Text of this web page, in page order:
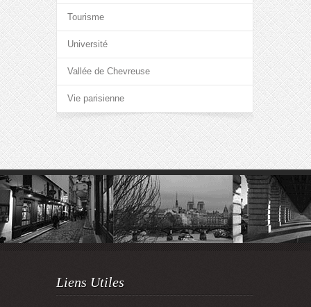
Tourisme
Université
Vallée de Chevreuse
Vie parisienne
Liens Utiles